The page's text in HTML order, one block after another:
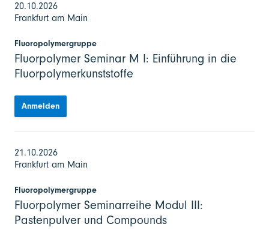
20.10.2026
Frankfurt am Main
Fluoropolymergruppe
Fluorpolymer Seminar M I: Einführung in die
Fluorpolymerkunststoffe
Anmelden
21.10.2026
Frankfurt am Main
Fluoropolymergruppe
Fluorpolymer Seminarreihe Modul III:
Pastenpulver und Compounds